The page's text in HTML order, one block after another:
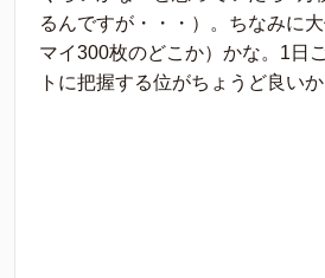
るんですが・・・）。ちなみに
マイ300枚のどこか）かな。1日
トに把握する位がちょうど良いか